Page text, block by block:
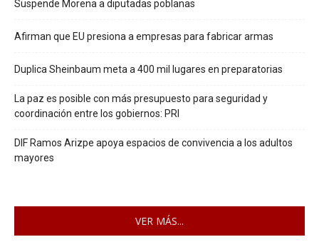
Suspende Morena a diputadas poblanas
Afirman que EU presiona a empresas para fabricar armas
Duplica Sheinbaum meta a 400 mil lugares en preparatorias
La paz es posible con más presupuesto para seguridad y
coordinación entre los gobiernos: PRI
DIF Ramos Arizpe apoya espacios de convivencia a los adultos
mayores
VER MÁS...